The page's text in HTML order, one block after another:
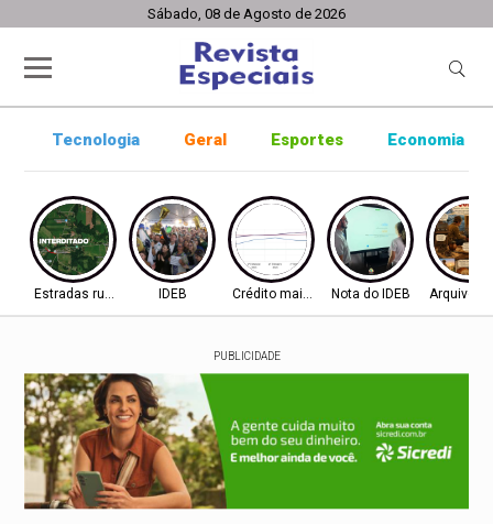
Sábado, 08 de Agosto de 2026
Tecnologia Geral Esportes Economia
Estradas rurais IDEB Crédito mais difícilNota do IDEB Arquivo
PUBLICIDADE